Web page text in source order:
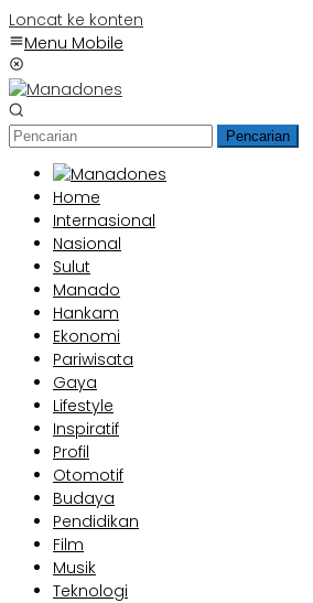
Loncat ke konten
Menu Mobile
Pencarian
Home
Internasional
Nasional
Sulut
Manado
Hankam
Ekonomi
Pariwisata
Gaya
Lifestyle
Inspiratif
Profil
Otomotif
Budaya
Pendidikan
Film
Musik
Teknologi